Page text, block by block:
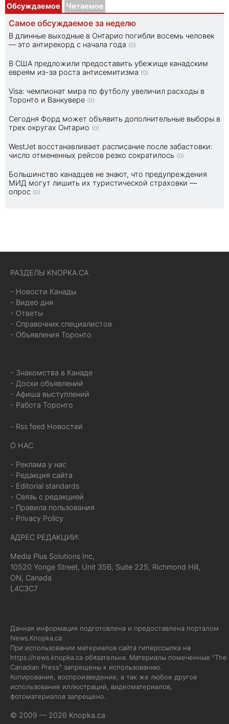
Обсуждаемое Читаемое
Самое обсуждаемое за неделю
В длинные выходные в Онтарио погибли восемь человек
— это антирекорд с начала года (0)
В США предложили предоставить убежище канадским
евреям из-за роста антисемитизма (0)
Visa: чемпионат мира по футболу увеличил расходы в
Торонто и Ванкувере (0)
Сегодня Форд может объявить дополнительные выборы в
трех округах Онтарио (0)
WestJet восстанавливает расписание после забастовки:
число отмененных рейсов резко сократилось (0)
Большинство канадцев не знают, что предупреждения
МИД могут лишить их туристической страховки —
опрос (0)
РАЗДЕЛЫ KNOPKA.CA
- Новости Канады
- Видео дня
- Ответы
- Справочник специалистов
- Объявления Торонто
- Знакомства в Канаде
- Доски объявлений
- Афиша выступлений
- Работа Торонто
- Rss feed Новостей
О НАС
- Реклама у нас
- Редакция сайта
- Editorial standards
- Связь с редакцией
- Правила пользования
- Privacy Policy
АДРЕС РЕДАКЦИИ:
Media Plus Solutions Inc,
10520 Yonge Street, Unit 35B, Suite 225, Richmond Hill,
ON, Canada
L4C3C7
Данная информация подготовлена и предоставлена порталом
News.Knopka.ca
При использовании материалов сайта гиперссылка на
https://news.knopka.ca обязательна. Материалы помеченные "The
Canadian Press" запрещены к использованию.
Копирование, воспроизведение, а так же любое другое
использование иллюстраций, видеоматериалов,
фотоматериалов запрещено.
© 2009 — 2026 Knopka.ca